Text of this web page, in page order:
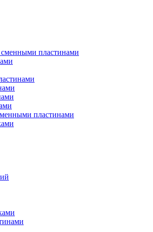
пластинами
пластинами